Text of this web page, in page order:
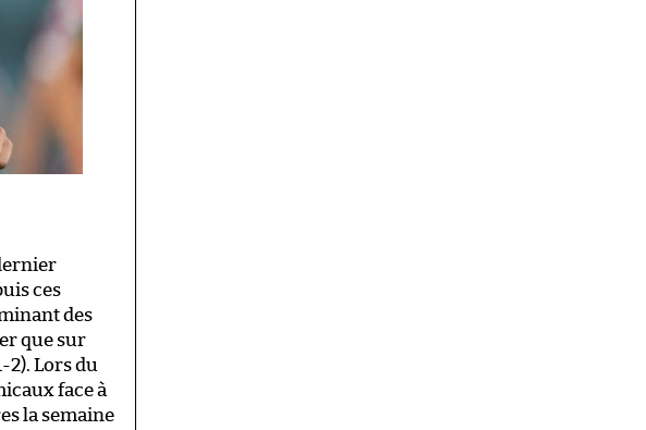
ces
des
que sur
2). Lors du
face à
la semaine